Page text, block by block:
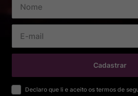
Cadastrar
Declaro que li e aceito os termos de